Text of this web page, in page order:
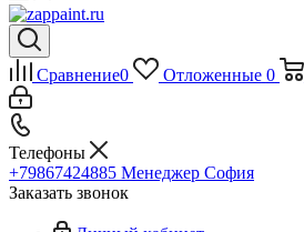
Сравнение0 Отложенные 0
Телефоны
+79867424885 Менеджер София
Заказать звонок